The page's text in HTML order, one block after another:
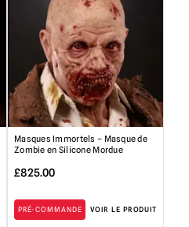
Masques Immortels – Masque de
Zombie en Silicone Mordue
£825.00
PRÉ-COMMANDE VOIR LE PRODUIT